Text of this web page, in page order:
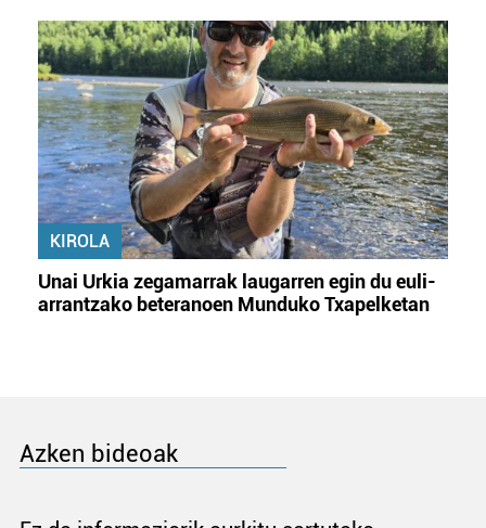
KIROLA
Unai Urkia zegamarrak laugarren egin du euli-
arrantzako beteranoen Munduko Txapelketan
Azken bideoak